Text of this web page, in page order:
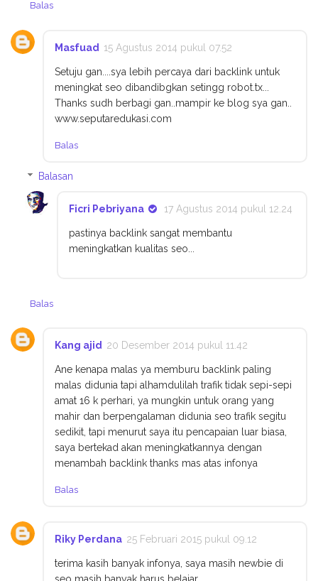
Balas
Masfuad 15 Agustus 2014 pukul 07.52
Setuju gan....sya lebih percaya dari backlink untuk
meningkat seo dibandibgkan setingg robot.tx...
Thanks sudh berbagi gan..mampir ke blog sya gan..
www.seputaredukasi.com
Balas
Balasan
Ficri Pebriyana 17 Agustus 2014 pukul 12.24
pastinya backlink sangat membantu
meningkatkan kualitas seo...
Balas
Kang ajid 20 Desember 2014 pukul 11.42
Ane kenapa malas ya memburu backlink paling
malas didunia tapi alhamdulilah trafik tidak sepi-sepi
amat 16 k perhari, ya mungkin untuk orang yang
mahir dan berpengalaman didunia seo trafik segitu
sedikit, tapi menurut saya itu pencapaian luar biasa,
saya bertekad akan meningkatkannya dengan
menambah backlink thanks mas atas infonya
Balas
Riky Perdana 25 Februari 2015 pukul 09.12
terima kasih banyak infonya, saya masih newbie di